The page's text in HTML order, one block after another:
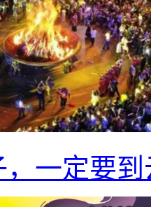
，一定要